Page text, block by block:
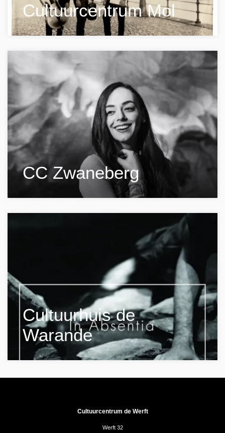
Cultuurcentrum Mol
CC Zwaneberg
Cultuurhuis de
Warande
Cultuurcentrum de Werft
Werft 32